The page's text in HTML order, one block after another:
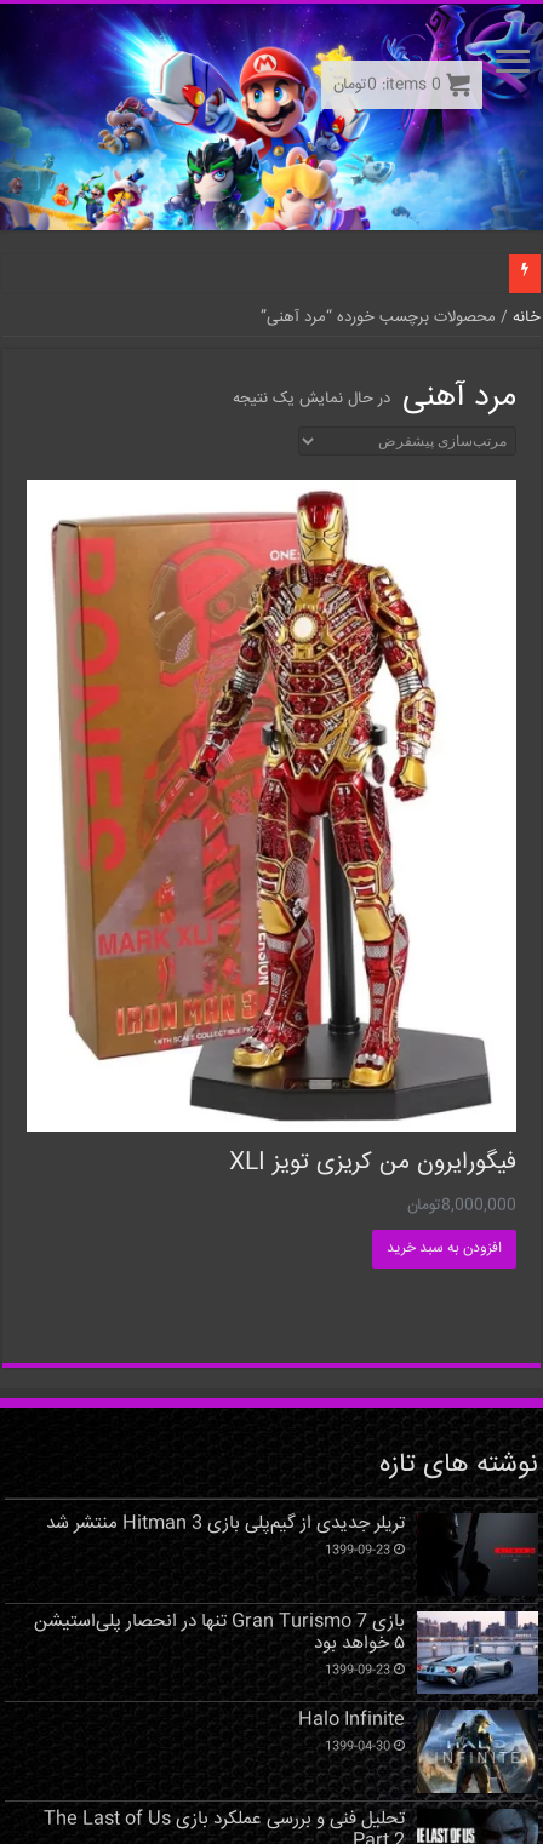
خانه / محصولات برچسب خورده “مرد آهنی”
مرد آهنی در حال نمایش یک نتیجه
فیگورایرون من کریزی تویز XLI
8,000,000تومان
افزودن به سبد خرید
نوشته های تازه
تریلر جدیدی از گیم‌پلی بازی Hitman 3 منتشر شد
1399-09-23
بازی Gran Turismo 7 تنها در انحصار پلی‌استیشن
۵ خواهد بود
1399-09-23
Halo Infinite
1399-04-30
تحلیل فنی و بررسی عملکرد بازی The Last of Us
0
items:
0تومان